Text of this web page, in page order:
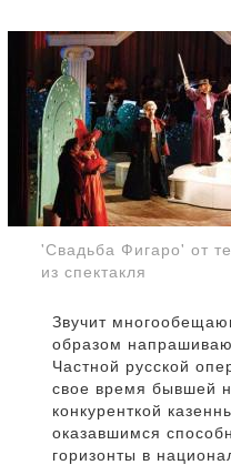
'Свадьба Фигаро' от
из спектакля
Звучит
образом
Частной русской
свое время бывшей
конкуренткой
оказавшимся
горизонты в